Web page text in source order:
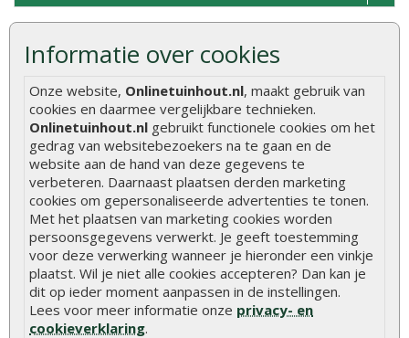
Informatie over cookies
Onze website, Onlinetuinhout.nl, maakt gebruik van
cookies en daarmee vergelijkbare technieken.
Onlinetuinhout.nl gebruikt functionele cookies om het
gedrag van websitebezoekers na te gaan en de
website aan de hand van deze gegevens te
verbeteren. Daarnaast plaatsen derden marketing
cookies om gepersonaliseerde advertenties te tonen.
Met het plaatsen van marketing cookies worden
persoonsgegevens verwerkt. Je geeft toestemming
voor deze verwerking wanneer je hieronder een vinkje
plaatst. Wil je niet alle cookies accepteren? Dan kan je
dit op ieder moment aanpassen in de instellingen.
Lees voor meer informatie onze privacy- en
cookieverklaring.
Regel vuren bruin geïmpregneerd 4,5 x
..
€ 19,00
Meer info
Regel vuren bruin geïmpregneerd 4,5 x
7 x 360 cm